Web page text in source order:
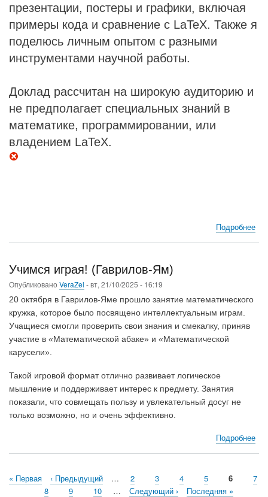
презентации, постеры и графики, включая
примеры кода и сравнение с LaTeX. Также я
поделюсь личным опытом с разными
инструментами научной работы.
Доклад рассчитан на широкую аудиторию и
не предполагает специальных знаний в
математике, программировании, или
владением LaTeX.
Подробнеео
Учимся играя! (Гаврилов-Ям)
Опубликовано VeraZel -вт, 21/10/2025 - 16:19
20 октября в Гаврилов-Яме прошло занятие математического
кружка, которое было посвящено интеллектуальным играм.
Учащиеся смогли проверить свои знания и смекалку, приняв
участие в «Математической абаке» и «Математической
карусели».
Такой игровой формат отлично развивает логическое
мышление и поддерживает интерес к предмету. Занятия
показали, что совмещать пользу и увлекательный досуг не
только возможно, но и очень эффективно.
Подробнеео
Ям)
Нумерация
Первая
« Первая ←
‹ Предыдущий … Страница
2 Страница
3 Страница
4 Страница
5
Текущая
страница
6
7
Страница
8 Страница
9 Страница
10 …
Следующая
Следующий ›
Последняя
Последняя »